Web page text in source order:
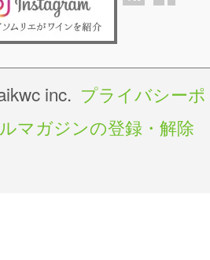
inc. プライバシー
マガジンの登録・解除